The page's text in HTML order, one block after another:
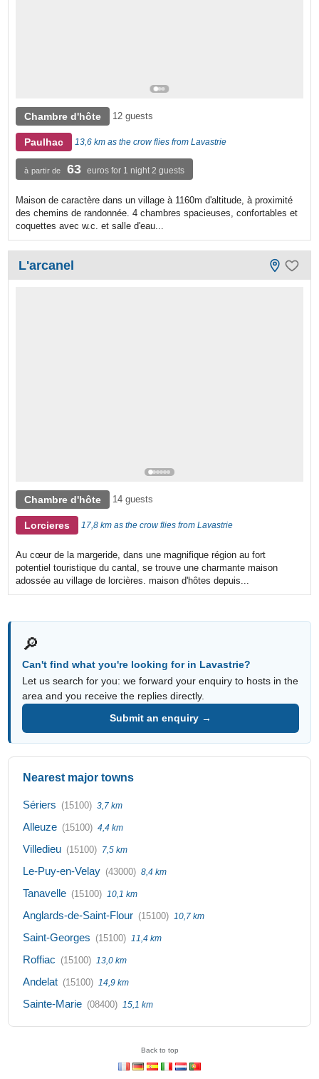
Chambre d'hôte 12 guests
Paulhac 13,6 km as the crow flies from Lavastrie
à partir de 63 euros for 1 night 2 guests
Maison de caractère dans un village à 1160m d'altitude, à proximité
des chemins de randonnée. 4 chambres spacieuses, confortables et
coquettes avec w.c. et salle d'eau...
L'arcanel
Chambre d'hôte 14 guests
Lorcieres 17,8 km as the crow flies from Lavastrie
Au cœur de la margeride, dans une magnifique région au fort
potentiel touristique du cantal, se trouve une charmante maison
adossée au village de lorcières. maison d'hôtes depuis...
🔎
Can't find what you're looking for in Lavastrie?
Let us search for you: we forward your enquiry to hosts in the
area and you receive the replies directly.
Submit an enquiry →
Nearest major towns
Sériers (15100) 3,7 km
Alleuze (15100) 4,4 km
Villedieu (15100) 7,5 km
Le-Puy-en-Velay (43000) 8,4 km
Tanavelle (15100) 10,1 km
Anglards-de-Saint-Flour (15100) 10,7 km
Saint-Georges (15100) 11,4 km
Roffiac (15100) 13,0 km
Andelat (15100) 14,9 km
Sainte-Marie (08400) 15,1 km
Back to top